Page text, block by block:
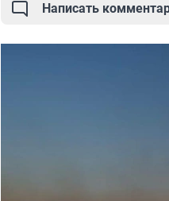
Написать